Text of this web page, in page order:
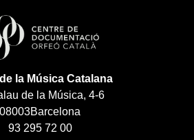
la Música Catalana
de la Música, 4-6
08003Barcelona
93 295 72 00